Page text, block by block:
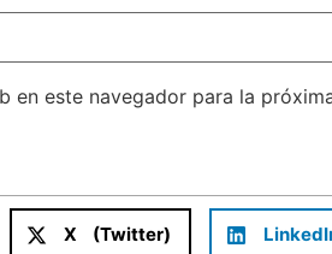
en este navegador para la
X (Twitter)